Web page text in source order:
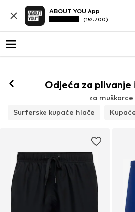
ABOUT YOU App
(152.700)
Odjeća za plivanje
za muškarce
Surferske kupaće hlače